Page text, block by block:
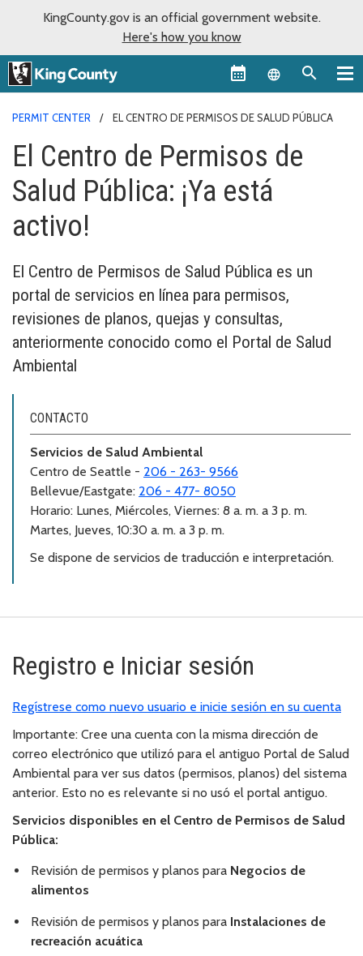
KingCounty.gov is an official government website.
Here's how you know
Language
PERMIT CENTER EL CENTRO DE PERMISOS DE SALUD PÚBLICA
El Centro de Permisos de
Salud Pública: ¡Ya está
activo!
El Centro de Permisos de Salud Pública es un
portal de servicios en línea para permisos,
revisiones de planos, quejas y consultas,
anteriormente conocido como el Portal de Salud
Ambiental
CONTACTO
Servicios de Salud Ambiental
Centro de Seattle - 206 - 263- 9566
Bellevue/Eastgate: 206 - 477- 8050
Horario: Lunes, Miércoles, Viernes: 8 a. m. a 3 p. m.
Martes, Jueves, 10:30 a. m. a 3 p. m.
Se dispone de servicios de traducción e interpretación.
Registro e Iniciar sesión
Regístrese como nuevo usuario e inicie sesión en su cuenta
Importante: Cree una cuenta con la misma dirección de
correo electrónico que utilizó para el antiguo Portal de Salud
Ambiental para ver sus datos (permisos, planos) del sistema
anterior. Esto no es relevante si no usó el portal antiguo.
Servicios disponibles en el Centro de Permisos de Salud
Pública:
Revisión de permisos y planos para Negocios de
alimentos
Revisión de permisos y planos para Instalaciones de
recreación acuática